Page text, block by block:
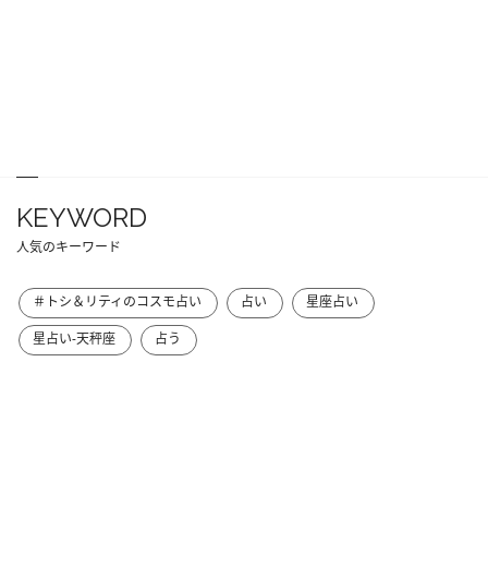
KEYWORD
人気のキーワード
＃トシ＆リティのコスモ占い 占い
星座占い
星占い-天秤座
占う